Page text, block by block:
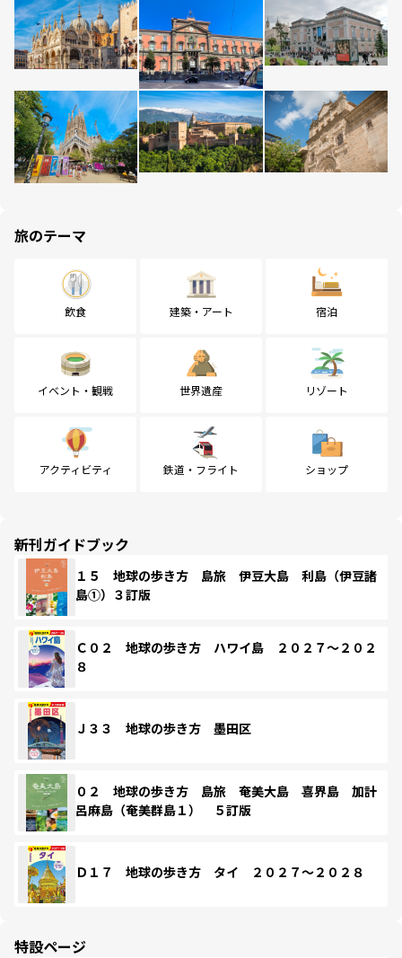
旅のテーマ
飲食 建築・アート 宿泊
イベント・観戦 世界遺産 リゾート
アクティビティ 鉄道・フライト ショップ
新刊ガイドブック
１５ 地球の歩き方 島旅 伊豆大島 利島（伊豆諸
島①）３訂版
Ｃ０２ 地球の歩き方 ハワイ島 ２０２７～２０２
８
Ｊ３３ 地球の歩き方 墨田区
０２ 地球の歩き方 島旅 奄美大島 喜界島 加計
呂麻島（奄美群島１） ５訂版
Ｄ１７ 地球の歩き方 タイ ２０２７～２０２８
特設ページ